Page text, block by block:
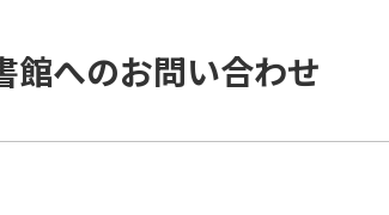
館へのお問い合わせ